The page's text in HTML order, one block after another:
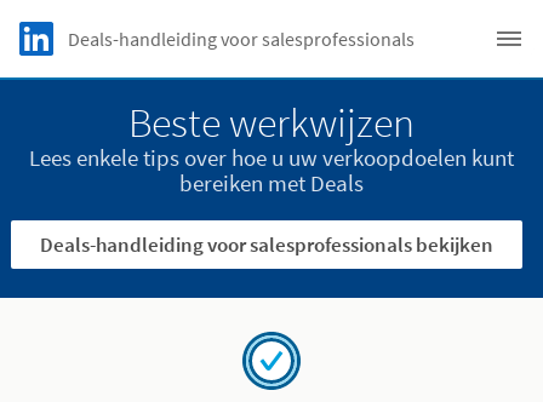
Skip to main content
LinkedIn logo
Deals-handleiding voor salesprofessionals
Beste werkwijzen
Lees enkele tips over hoe u uw verkoopdoelen kunt
bereiken met Deals
Deals-handleiding voor salesprofessionals bekijken